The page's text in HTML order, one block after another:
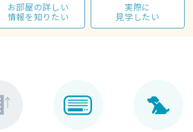
お部屋の詳しい
情報を知りたい
実際に
見学したい